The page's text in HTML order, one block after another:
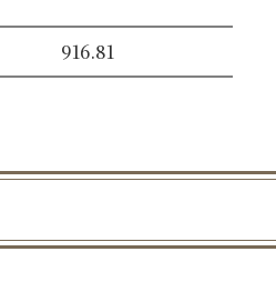
916.81